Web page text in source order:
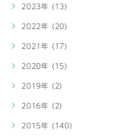
2023年 (13)
2022年 (20)
2021年 (17)
2020年 (15)
2019年 (2)
2016年 (2)
2015年 (140)